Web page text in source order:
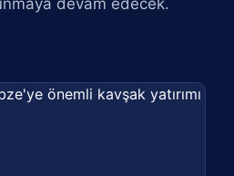
devam edecek.